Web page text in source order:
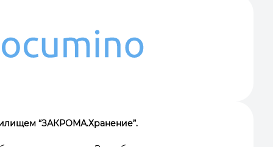
“ЗАКРОМА.Хранение”.